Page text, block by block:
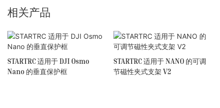
相关产品
STARTRC 适用于 DJI Osmo
Nano 的垂直保护框
STARTRC 适用于 NANO 的可调
节磁性夹式支架 V2